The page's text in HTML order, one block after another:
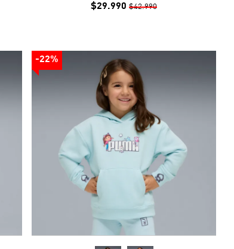
$29.990 $42.990
-22%